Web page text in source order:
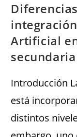
Artificial
secundaria
Introducción
está
distintos